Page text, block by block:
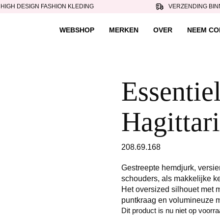
HIGH DESIGN FASHION KLEDING VERZENDING
WEBSHOP MERKEN OVER NEEM
208.69.168
Gestreepte hemdjurk,
schouders, als makkelijke
Het oversized silhouet met
puntkraag en volumineuze
Dit product is nu niet op